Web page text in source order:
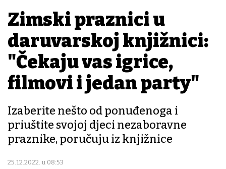
Zimski praznici u
daruvarskoj knjižnici:
"Čekaju vas igrice,
filmovi i jedan party"
Izaberite nešto od ponuđenoga i
priuštite svojoj djeci nezaboravne
praznike, poručuju iz knjižnice
25.12.2022. u 08:53